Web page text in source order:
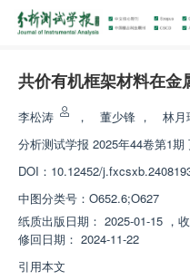
共价有机框架材料在金
李松涛 ， 董少锋 ， 林月
分析测试学报 2025年44卷第1期
DOI： 10.12452/
中图分类号： O652.6;O627
纸质出版日期： 2025-01-15 ，
修回日期： 2024-11-22
引用本文